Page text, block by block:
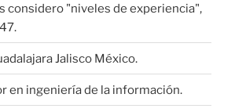
considero "niveles de experiencia",
Jalisco México.
en ingeniería de la información.